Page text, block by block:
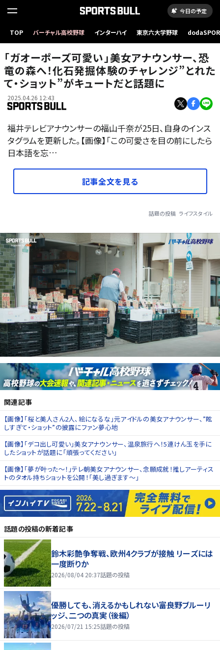
今日の予定
TOP バーチャル高校野球 インターハイ 東京六大学野球
「ガオーポーズ可愛い」美女アナウンサー、恐
竜の森へ！化石発掘体験のチャレンジ”とれた
て・ショット”がキュートだと話題に
2025.04.26 12:43
福井テレビアナウンサーの福山千奈が25日、自身のインス
タグラムを更新した。【画像】「この可愛さを目の前にしたら
日本語を忘…
記事全文を見る
話題の投稿 ライフスタイル
関連記事
【画像】「桜と美人さん2人、絵になるな」元アイドルの美女アナウンサー、”眩
しすぎて・ショット”の披露にファン夢心地
【画像】「デコ出し可愛い」美女アナウンサー、温泉旅行へ！5連けん玉を手に
したショットが話題に「頑張ってください」
【画像】「夢が叶った〜！」テレ朝美女アナウンサー、念願成就！推しアーティス
トのタオル持ちショットを公開！「美し過ぎます～」
話題の投稿の新着記事
鈴木彩艶争奪戦、欧州4クラブが接触 リーズには
一度断りか
2026/08/04 20:37話題の投稿
優勝しても、消えるかもしれない――富良野ブルーリ
ッジ、二つの真実（後編）
2026/07/21 15:25話題の投稿